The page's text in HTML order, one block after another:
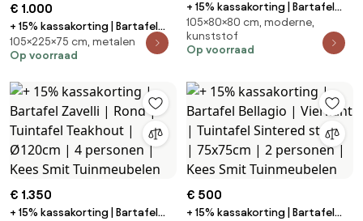
€ 1.000
+ 15% kassakorting | Bartafel
Bellagio | Rechthoekig |
Tuintafel Sintered stone |
Smit Tuinmeubelen
105×225×75 cm, metalen
Op voorraad
+ 15% kassakorting | Bartafel
Bellagio | Vierkant | Tuintafel
Polywood | 80x80cm | 2
personen | Kees Smit
105×80×80 cm, moderne,
kunststof
Op voorraad
€ 1.350
+ 15% kassakorting | Bartafel
€ 500
+ 15% kassakorting | Bartafel